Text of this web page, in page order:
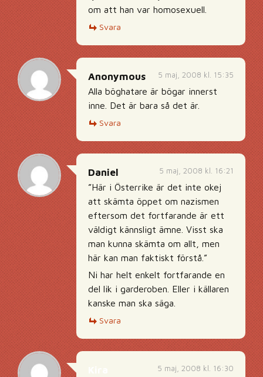
om att han var homosexuell.
Svara
5 maj, 2008 kl. 15:35
Anonymous
Alla böghatare är bögar innerst
inne. Det är bara så det är.
Svara
5 maj, 2008 kl. 16:21
Daniel
”Här i Österrike är det inte okej
att skämta öppet om nazismen
eftersom det fortfarande är ett
väldigt kännsligt ämne. Visst ska
man kunna skämta om allt, men
här kan man faktiskt förstå.”
Ni har helt enkelt fortfarande en
del lik i garderoben. Eller i källaren
kanske man ska säga.
Svara
5 maj, 2008 kl. 16:30